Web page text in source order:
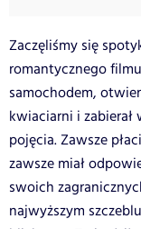
Zaczęliśmy się
romantycznego
samochodem,
kwiaciarni i
pojęcia. Zawsze
zawsze miał
swoich
najwyższym